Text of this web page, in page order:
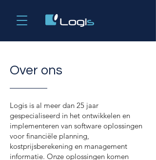
Over ons
Logis is al meer dan 25 jaar
gespecialiseerd in het ontwikkelen en
implementeren van software oplossingen
voor financiële planning,
kostprijsberekening en management
informatie. Onze oplossingen komen